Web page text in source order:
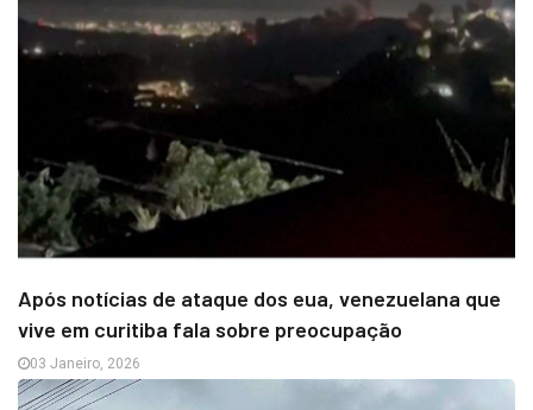
Após notícias de ataque dos eua, venezuelana que
vive em curitiba fala sobre preocupação
03 Janeiro, 2026